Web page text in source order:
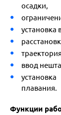
осадки,
установка
ввод
плавания.
Функции